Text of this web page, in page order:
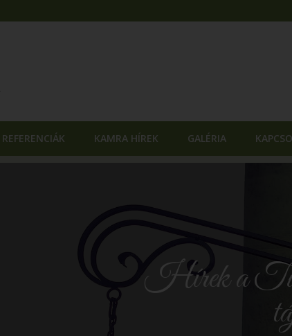
REFERENCIÁK KAMRA HÍREK GALÉRIA
Hírek a